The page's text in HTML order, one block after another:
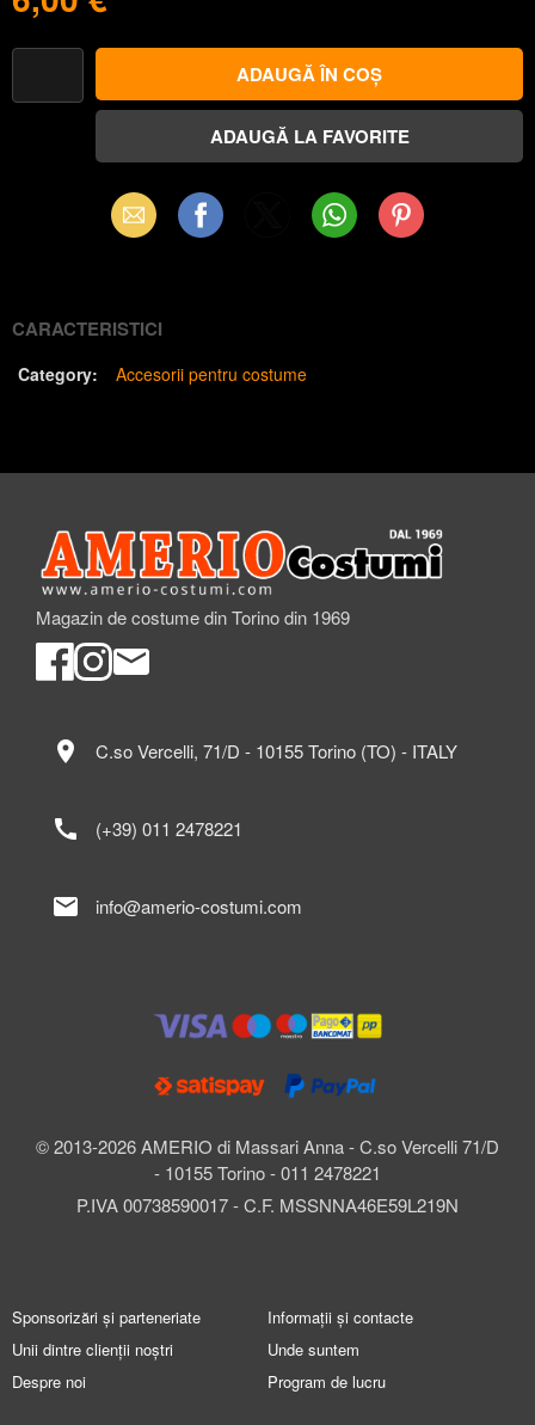
Email Facebook WhatsAppPinterest
CARACTERISTICI
Category: Accesorii pentru costume
Magazin de costume din Torino din 1969
© 2013-2026 AMERIO di Massari Anna - C.so Vercelli 71/D
- 10155 Torino - 011 2478221
P.IVA 00738590017 - C.F. MSSNNA46E59L219N
location_on C.so Vercelli, 71/D - 10155 Torino (TO) - ITALY
call (+39) 011 2478221
mail info@amerio-costumi.com
Sponsorizări și parteneriate
Unii dintre clienții noștri
Despre noi
Informații și contacte
Unde suntem
Program de lucru